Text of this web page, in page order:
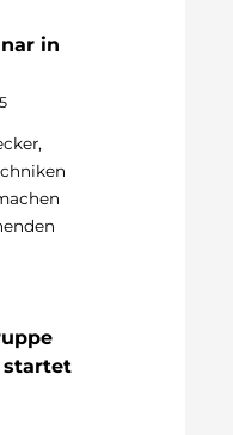
in
startet